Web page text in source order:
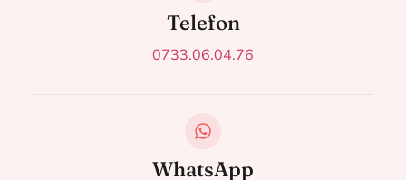
Telefon
0733.06.04.76
WhatsApp